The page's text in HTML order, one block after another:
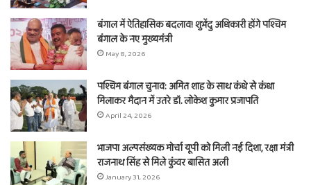
बंगाल में ऐतिहासिक बदलाव! शुभेंदु अधिकारी होंगे पश्चिम
बंगाल के नए मुख्यमंत्री
May 8, 2026
पश्चिम बंगाल चुनाव: अमित शाह के साथ कंधे से कंधा
मिलाकर मैदान में उतरे डॉ. लोकेश कुमार प्रजापति
April 24, 2026
भाजपा अल्पसंख्यक मोर्चा यूपी को मिली नई दिशा, रक्षा मंत्री
राजनाथ सिंह से मिले कुंवर बासित अली
January 31, 2026